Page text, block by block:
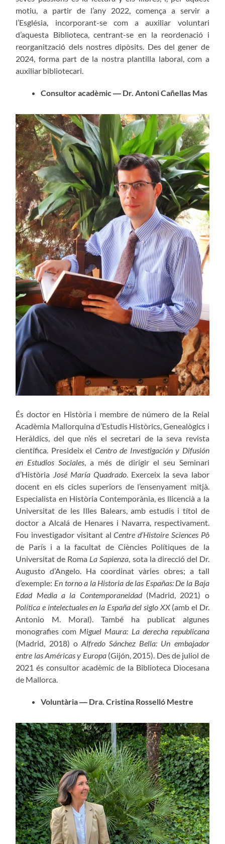
motiu, a partir de l’any 2022, comença a servir a
l’Església, incorporant-se com a auxiliar voluntari
d’aquesta Biblioteca, centrant-se en la reordenació i
reorganització dels nostres dipòsits. Des del gener de
2024, forma part de la nostra plantilla laboral, com a
auxiliar bibliotecari.
Consultor acadèmic ― Dr. Antoni Cañellas Mas
És doctor en Història i membre de número de la Reial
Acadèmia Mallorquina d’Estudis Històrics, Genealògics i
Heràldics, del que n’és el secretari de la seva revista
científica. Presideix el Centro de Investigación y Difusión
en Estudios Sociales, a més de dirigir el seu Seminari
d’Història José María Quadrado. Exerceix la seva labor
docent en els cicles superiors de l’ensenyament mitjà.
Especialista en Història Contemporània, es llicencià a la
Universitat de les Illes Balears, amb estudis i títol de
doctor a Alcalá de Henares i Navarra, respectivament.
Fou investigador visitant alCentre d’Histoire Sciences Pô
de París i a la facultat de Ciències Polítiques de la
Universitat de Roma La Sapienza, sota la direcció del Dr.
Augusto d’Angelo. Ha coordinat vàries obres; a tall
d’exemple: En torno a la Historia de las Españas: De la Baja
Edad Media a la Contemporaneidad (Madrid, 2021) o
Política e intelectuales en la España del siglo XX (amb el Dr.
Antonio M. Moral). També ha publicat algunes
monografies com Miguel Maura: La derecha republicana
(Madrid, 2018) o Alfredo Sánchez Bella: Un embajador
entre las Américas y Europa (Gijón, 2015). Des de juliol de
2021 és consultor acadèmic de la Biblioteca Diocesana
de Mallorca.
Voluntària ― Dra. Cristina Rosselló Mestre